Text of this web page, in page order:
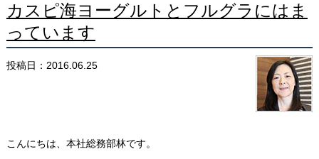
カスピ海ヨーグルトとフルグラにはま
っています
投稿日：2016.06.25
こんにちは、本社総務部林です。